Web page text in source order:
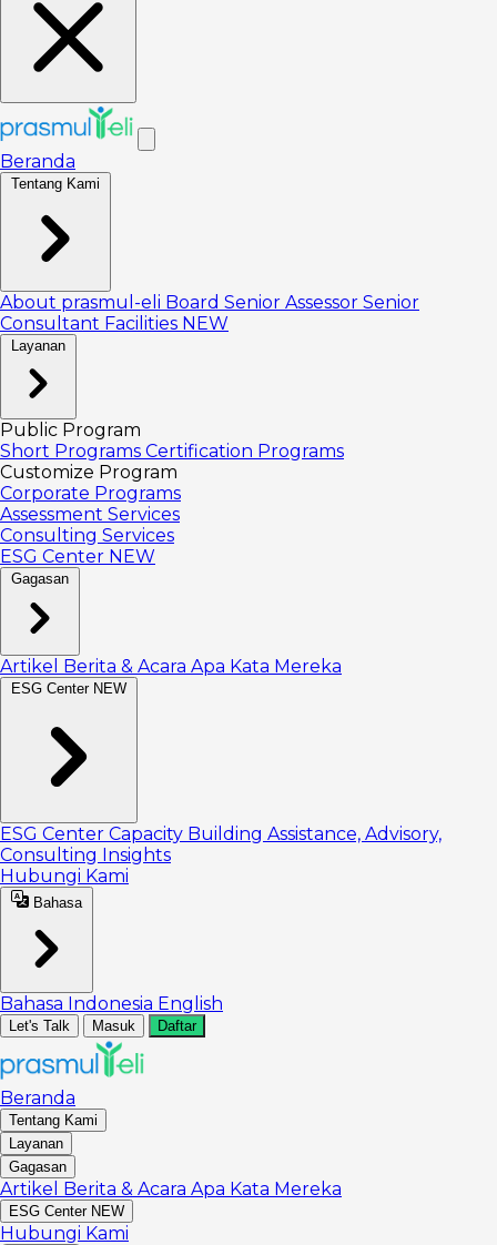
Beranda
Tentang Kami
About prasmul-eli Board Senior Assessor Senior
Consultant Facilities NEW
Layanan
Public Program
Short Programs Certification Programs
Customize Program
Corporate Programs
Assessment Services
Consulting Services
ESG Center NEW
Gagasan
Artikel Berita & Acara Apa Kata Mereka
ESG Center NEW
ESG Center Capacity Building Assistance, Advisory,
Consulting Insights
Hubungi Kami
Bahasa
Bahasa Indonesia English
Let's Talk Masuk Daftar
Beranda
Tentang Kami
Layanan
Gagasan
Artikel Berita & Acara Apa Kata Mereka
ESG Center NEW
Hubungi Kami